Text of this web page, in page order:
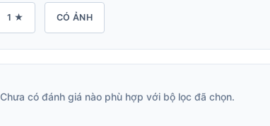
1 ★ CÓ ẢNH
Chưa có đánh giá nào phù hợp với bộ lọc đã chọn.